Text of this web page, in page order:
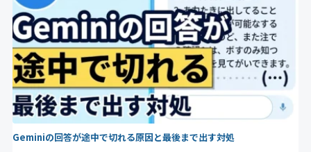
Geminiの回答が途中で切れる原因と最後まで出す対処